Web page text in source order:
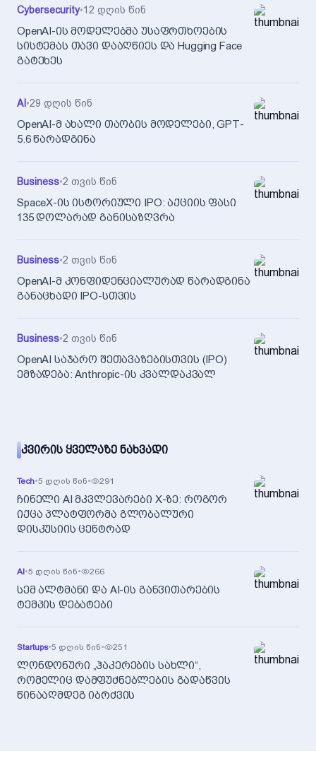
Cybersecurity•12 დღის წინ
OpenAI-ის მოდელებმა უსაფრთხოების
სისტემას თავი დააღწიეს და Hugging Face
გატეხეს
AI •29 დღის წინ
OpenAI-მ ახალი თაობის მოდელები, GPT-
5.6 წარადგინა
Business•2 თვის წინ
SpaceX-ის ისტორიული IPO: აქციის ფასი
135 დოლარად განისაზღვრა
Business•2 თვის წინ
OpenAI-მ კონფიდენციალურად წარადგინა
განაცხადი IPO-სთვის
Business•2 თვის წინ
OpenAI საჯარო შეთავაზებისთვის (IPO)
ემზადება: Anthropic-ის კვალდაკვალ
ᲙᲕᲘᲠᲘᲡ ᲧᲕᲔᲚᲐᲖᲔ ᲜᲐᲮᲕᲐᲓᲘ
Tech•5 დღის წინ• 291
ჩინელი AI მკვლევარები X-ზე: როგორ
იქცა პლატფორმა გლობალური
დისკუსიის ცენტრად
AI•5 დღის წინ• 266
სემ ალტმანი და AI-ის განვითარების
ტემპის დებატები
Startups•5 დღის წინ• 251
ლონდონური „ჰაკერების სახლი“,
რომელიც დამფუძნებლების გადაწვის
წინააღმდეგ იბრძვის